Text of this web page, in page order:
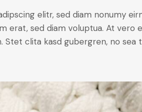
elitr, sed diam nonumy
erat, sed diam voluptua. At vero
clita kasd gubergren, no sea